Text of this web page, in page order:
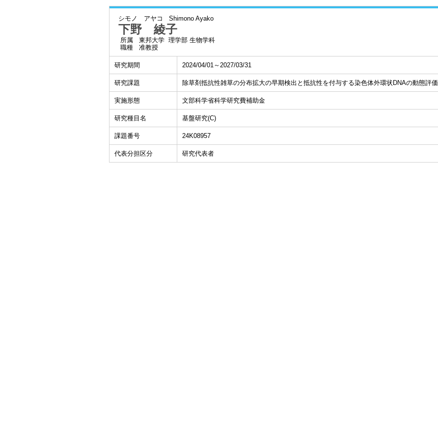
シモノ アヤコ Shimono Ayako
下野 綾子
所属
東邦大学 理学部 生物学科
職種
准教授
研究期間 2024/04/01～2027/03/31
研究課題 除草剤抵抗性雑草の分布拡大の早期検出と抵抗性を付与する染色体外環状DNAの動態評価
実施形態 文部科学省科学研究費補助金
研究種目名 基盤研究(C)
課題番号 24K08957
代表分担区分 研究代表者